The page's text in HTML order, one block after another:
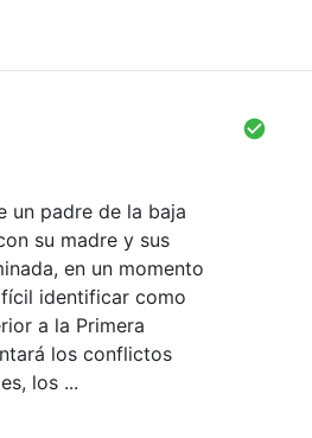
un padre de la baja
su madre y sus
en un momento
identificar como
a la Primera
los conflictos
los ...